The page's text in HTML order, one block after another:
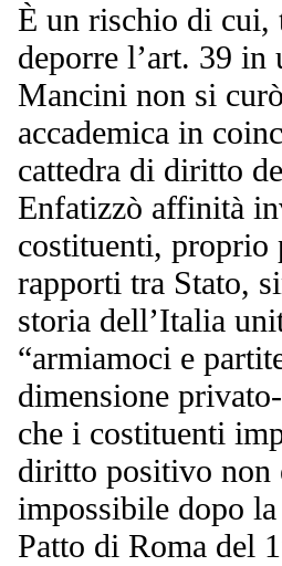
È un rischio di cui,
deporre l’art. 39 in
Mancini non si
accademica in
cattedra di diritto
Enfatizzò affinità
costituenti, proprio
rapporti tra Stato,
storia dell’Italia
“armiamoci e
dimensione
che i costituenti
diritto positivo non
impossibile dopo
Patto di Roma del